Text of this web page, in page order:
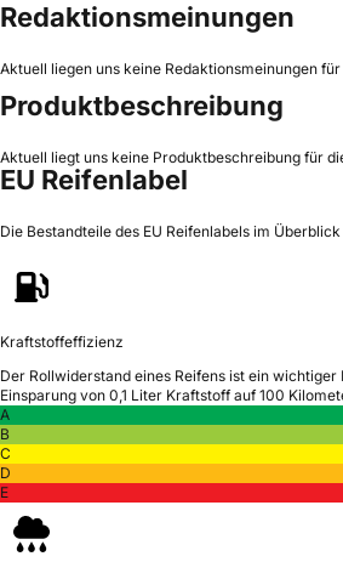
Redaktionsmeinungen
Aktuell liegen uns keine Redaktionsmeinungen
Produktbeschreibung
Aktuell liegt uns keine Produktbeschreibung für
EU Reifenlabel
Die Bestandteile des EU Reifenlabels im Überblick
Kraftstoffeffizienz
Der Rollwiderstand eines Reifens ist ein
Einsparung von 0,1 Liter Kraftstoff auf 100
A
B
C
D
E